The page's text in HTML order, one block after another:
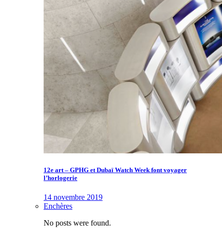
12e art – GPHG et Dubaï Watch Week font voyager
l’horlogerie
14 novembre 2019
Enchères
No posts were found.